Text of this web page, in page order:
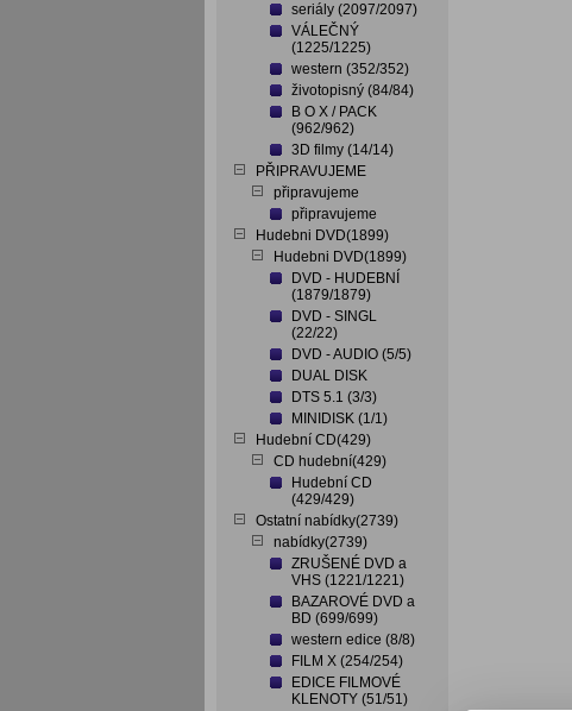
seriály (2097/2097)
VÁLEČNÝ
(1225/1225)
western (352/352)
životopisný (84/84)
B O X / PACK
(962/962)
3D filmy (14/14)
PŘIPRAVUJEME
připravujeme
připravujeme
Hudebni DVD(1899)
Hudebni DVD(1899)
DVD - HUDEBNÍ
(1879/1879)
DVD - SINGL
(22/22)
DVD - AUDIO (5/5)
DUAL DISK
DTS 5.1 (3/3)
MINIDISK (1/1)
Hudební CD(429)
CD hudební(429)
Hudební CD
(429/429)
Ostatní nabídky(2739)
nabídky(2739)
ZRUŠENÉ DVD a
VHS (1221/1221)
BAZAROVÉ DVD a
BD (699/699)
western edice (8/8)
FILM X (254/254)
EDICE FILMOVÉ
KLENOTY (51/51)